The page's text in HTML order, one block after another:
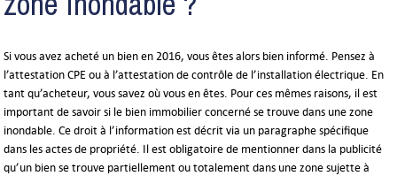
Si vous avez acheté un bien en 2016, vous êtes alors bien informé. Pensez à
l’attestation CPE ou à l’attestation de contrôle de l’installation électrique. En
tant qu’acheteur, vous savez où vous en êtes. Pour ces mêmes raisons, il est
important de savoir si le bien immobilier concerné se trouve dans une zone
inondable. Ce droit à l’information est décrit via un paragraphe spécifique
dans les actes de propriété. Il est obligatoire de mentionner dans la publicité
qu’un bien se trouve partiellement ou totalement dans une zone sujette à